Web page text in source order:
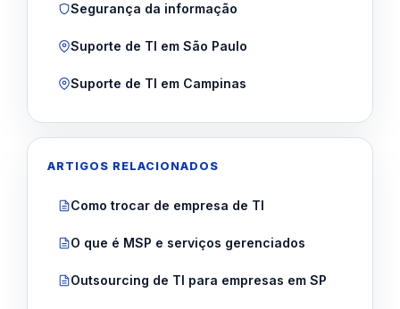
Segurança da informação
Suporte de TI em São Paulo
Suporte de TI em Campinas
ARTIGOS RELACIONADOS
Como trocar de empresa de TI
O que é MSP e serviços gerenciados
Outsourcing de TI para empresas em SP